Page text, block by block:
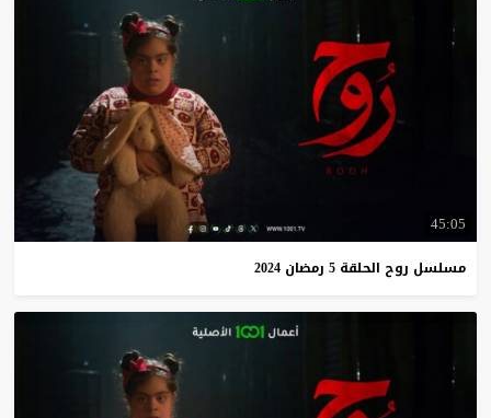
45:05
مسلسل روح الحلقة 5 رمضان 2024